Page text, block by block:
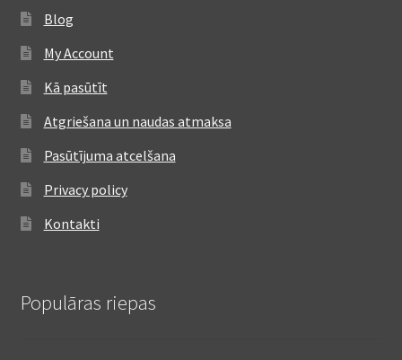
Blog
My Account
Kā pasūtīt
Atgriešana un naudas atmaksa
Pasūtījuma atcelšana
Privacy policy
Kontakti
Populāras riepas